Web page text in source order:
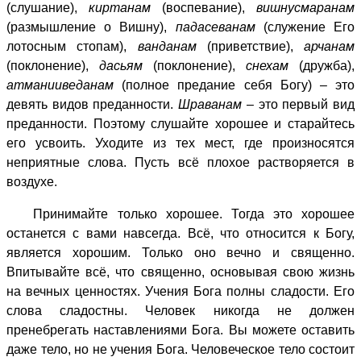
(слушание), киртанам (воспевание), вишнусмаранам
(размышление о Вишну), падасеванам (служение Его
лотосным стопам), ванданам (приветствие), арчанам
(поклонение), дасьям (поклонение), снехам (дружба),
атманииведанам (полное предание себя Богу) – это
девять видов преданности.Шраванам – это первый вид
преданности. Поэтому слушайте хорошее и старайтесь
его усвоить. Уходите из тех мест, где произносятся
неприятные слова. Пусть всё плохое растворяется в
воздухе.
Принимайте только хорошее. Тогда это хорошее
останется с вами навсегда. Всё, что относится к Богу,
является хорошим. Только оно вечно и священно.
Впитывайте всё, что священно, основывая свою жизнь
на вечных ценностях. Учения Бога полны сладости. Его
слова сладостны. Человек никогда не должен
пренебрегать наставлениями Бога. Вы можете оставить
даже тело, но не учения Бога. Человеческое тело состоит